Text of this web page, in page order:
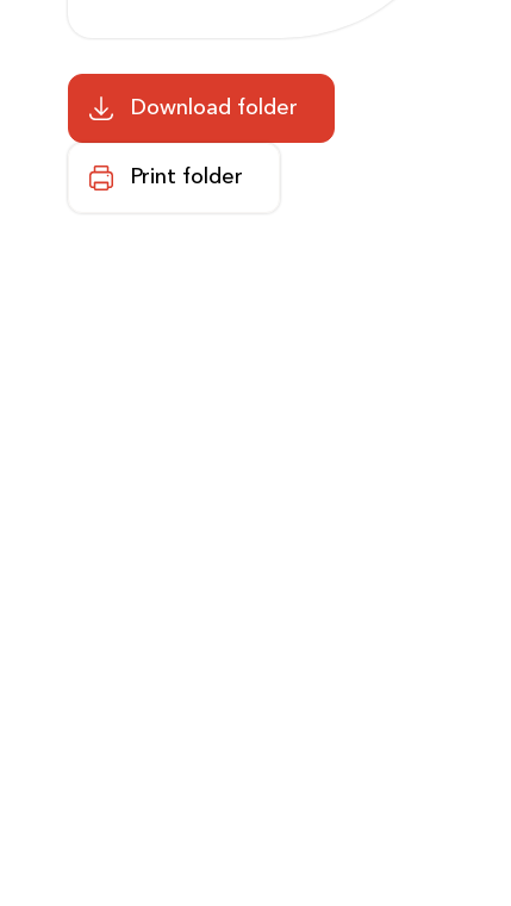
Download folder
Print folder